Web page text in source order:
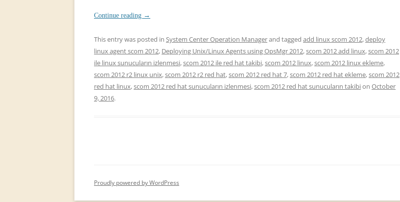
Continue reading →
This entry was posted in System Center Operation Managerand tagged add linux scom 2012,deploy
linux agent scom 2012, Deploying Unix/Linux Agents using OpsMgr 2012,scom 2012 add linux,scom 2012
ile linux sunucuların izlenmesi,scom 2012 ile red hat takibi,scom 2012 linux,scom 2012 linux ekleme,
scom 2012 r2 linux unix,scom 2012 r2 red hat,scom 2012 red hat 7,scom 2012 red hat ekleme,scom 2012
red hat linux,scom 2012 red hat sunucuların izlenmesi,scom 2012 red hat sunucuların takibion October
9, 2016.
Proudly powered by WordPress